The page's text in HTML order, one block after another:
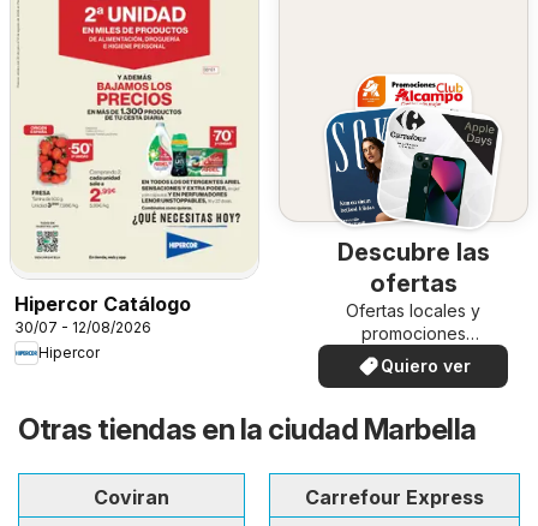
Hipercor Catálogo
30/07 - 12/08/2026
Hipercor
Descubre las
ofertas
Ofertas locales y
promociones
especiales.
Quiero ver
Otras tiendas en la ciudad Marbella
Coviran
Carrefour Express